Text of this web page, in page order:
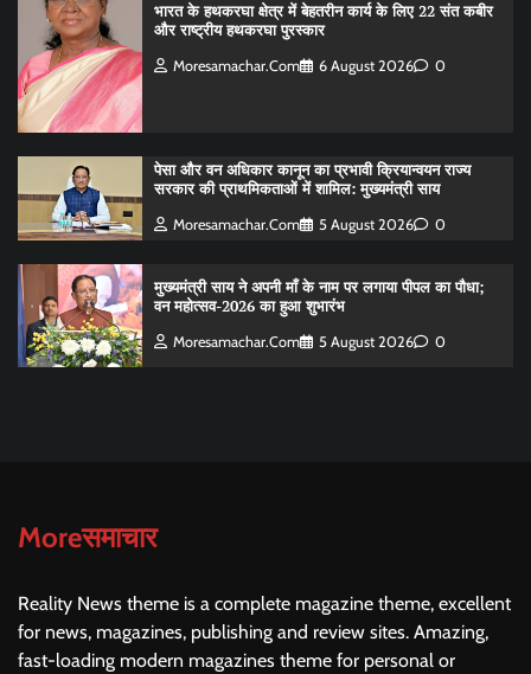
भारत के हथकरघा क्षेत्र में बेहतरीन कार्य के लिए 22 संत कबीर
और राष्ट्रीय हथकरघा पुरस्कार
Moresamachar.com 6 August 2026 0
पेसा और वन अधिकार कानून का प्रभावी क्रियान्वयन राज्य
सरकार की प्राथमिकताओं में शामिल: मुख्यमंत्री साय
Moresamachar.com 5 August 2026 0
मुख्यमंत्री साय ने अपनी माँ के नाम पर लगाया पीपल का पौधा;
वन महोत्सव-2026 का हुआ शुभारंभ
Moresamachar.com 5 August 2026 0
Moreसमाचार
Reality News theme is a complete magazine theme, excellent
for news, magazines, publishing and review sites. Amazing,
fast-loading modern magazines theme for personal or